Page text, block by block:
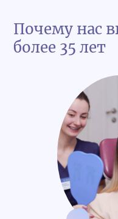
Почему нас
более 35 лет